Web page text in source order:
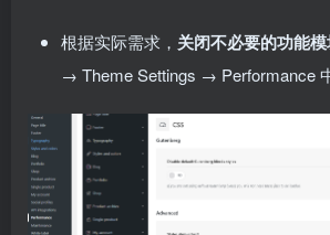
根据实际需求， 关闭不必要的功能
→ Theme Settings → Performance 中